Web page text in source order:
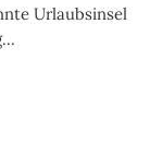
Urlaubsinsel